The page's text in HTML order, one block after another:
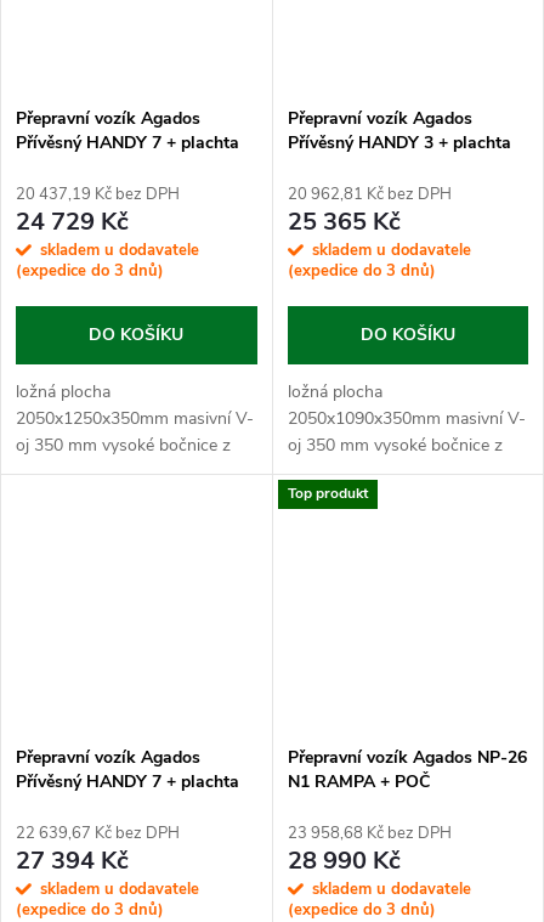
Přepravní vozík Agados
Přívěsný HANDY 7 + plachta
20 437,19 Kč bez DPH
24 729 Kč
skladem u dodavatele
(expedice do 3 dnů)
DO KOŠÍKU
ložná plocha
2050x1250x350mm masivní V-
oj 350 mm vysoké bočnice z
plechu s...
Přepravní vozík Agados
Přívěsný HANDY 3 + plachta
20 962,81 Kč bez DPH
25 365 Kč
skladem u dodavatele
(expedice do 3 dnů)
DO KOŠÍKU
ložná plocha
2050x1090x350mm masivní V-
oj 350 mm vysoké bočnice z
plechu s...
Přepravní vozík Agados
Přívěsný HANDY 7 + plachta
22 639,67 Kč bez DPH
27 394 Kč
skladem u dodavatele
(expedice do 3 dnů)
Top produkt
Přepravní vozík Agados NP-26
N1 RAMPA + POČ
23 958,68 Kč bez DPH
28 990 Kč
skladem u dodavatele
(expedice do 3 dnů)